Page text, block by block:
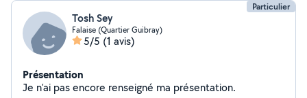
Particulier
Tosh Sey
Falaise (Quartier Guibray)
5/5 (1 avis)
Présentation
Je n'ai pas encore renseigné ma présentation.